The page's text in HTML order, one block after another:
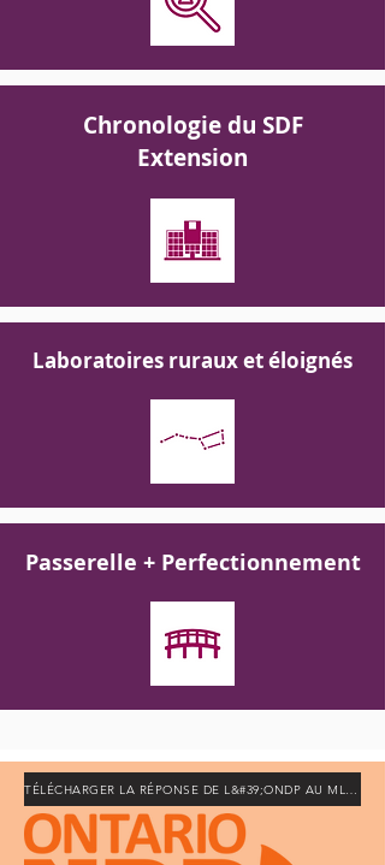
Chronologie du SDF
Extension
Laboratoires ruraux et éloignés
Passerelle + Perfectionnement